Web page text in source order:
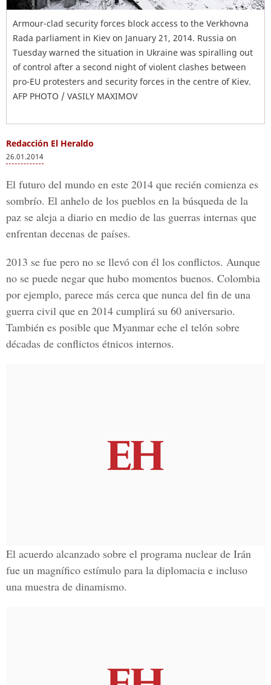
Armour-clad security forces block access to the Verkhovna
Rada parliament in Kiev on January 21, 2014. Russia on
Tuesday warned the situation in Ukraine was spiralling out
of control after a second night of violent clashes between
pro-EU protesters and security forces in the centre of Kiev.
AFP PHOTO / VASILY MAXIMOV
Redacción El Heraldo
26.01.2014
El futuro del mundo en este 2014 que recién comienza es
sombrío. El anhelo de los pueblos en la búsqueda de la
paz se aleja a diario en medio de las guerras internas que
enfrentan decenas de países.
2013 se fue pero no se llevó con él los conflictos. Aunque
no se puede negar que hubo momentos buenos. Colombia
por ejemplo, parece más cerca que nunca del fin de una
guerra civil que en 2014 cumplirá su 60 aniversario.
También es posible que Myanmar eche el telón sobre
décadas de conflictos étnicos internos.
El acuerdo alcanzado sobre el programa nuclear de Irán
fue un magnífico estímulo para la diplomacia e incluso
una muestra de dinamismo.